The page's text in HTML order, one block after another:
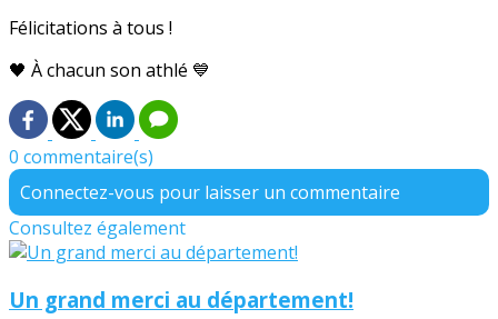
Félicitations à tous !
🖤 À chacun son athlé 💙
0 commentaire(s)
Connectez-vous pour laisser un commentaire
Consultez également
Un grand merci au département!